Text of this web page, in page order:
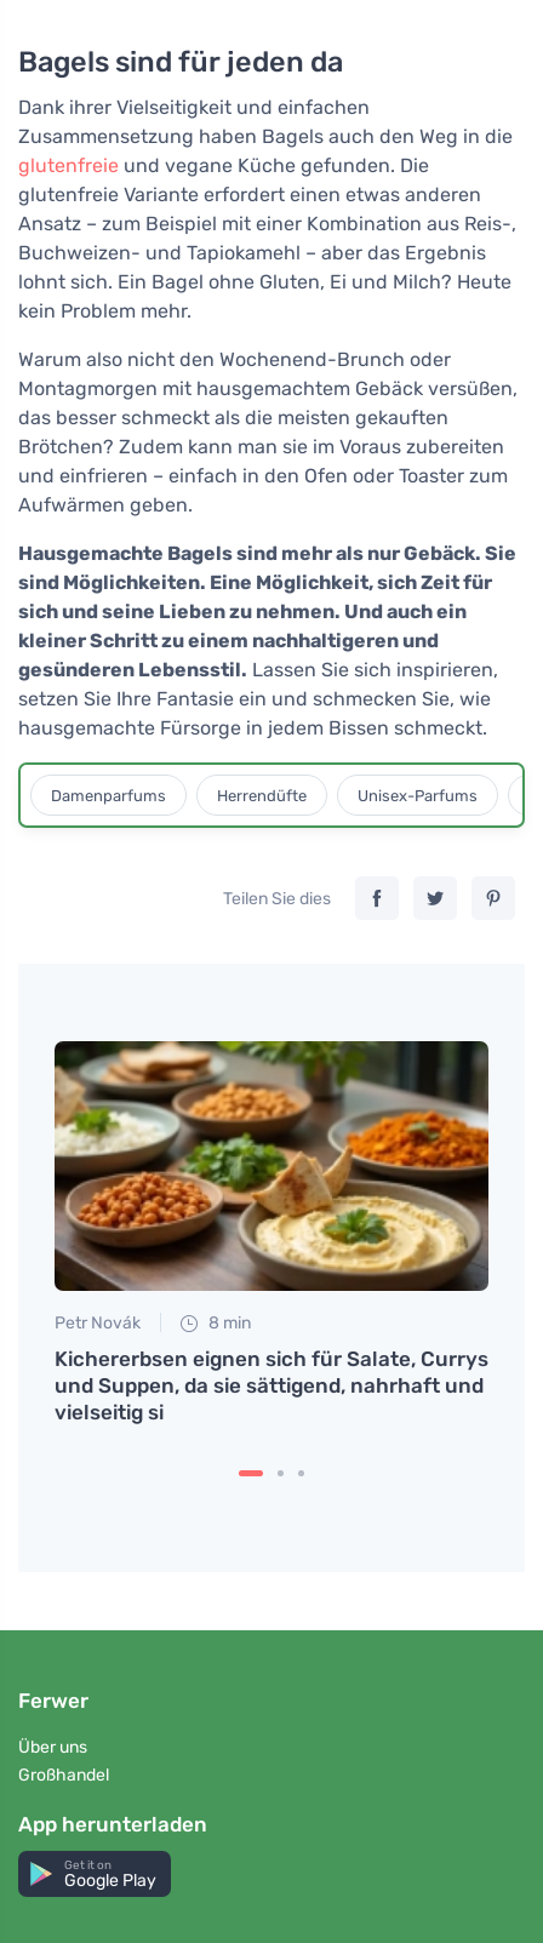
Bagels sind für jeden da
Dank ihrer Vielseitigkeit und einfachen
Zusammensetzung haben Bagels auch den Weg in die
glutenfreie und vegane Küche gefunden. Die
glutenfreie Variante erfordert einen etwas anderen
Ansatz – zum Beispiel mit einer Kombination aus Reis-,
Buchweizen- und Tapiokamehl – aber das Ergebnis
lohnt sich. Ein Bagel ohne Gluten, Ei und Milch? Heute
kein Problem mehr.
Warum also nicht den Wochenend-Brunch oder
Montagmorgen mit hausgemachtem Gebäck versüßen,
das besser schmeckt als die meisten gekauften
Brötchen? Zudem kann man sie im Voraus zubereiten
und einfrieren – einfach in den Ofen oder Toaster zum
Aufwärmen geben.
Hausgemachte Bagels sind mehr als nur Gebäck. Sie
sind Möglichkeiten. Eine Möglichkeit, sich Zeit für
sich und seine Lieben zu nehmen. Und auch ein
kleiner Schritt zu einem nachhaltigeren und
gesünderen Lebensstil. Lassen Sie sich inspirieren,
setzen Sie Ihre Fantasie ein und schmecken Sie, wie
hausgemachte Fürsorge in jedem Bissen schmeckt.
Damenparfums Herrendüfte Unisex-Parfums
Teilen Sie dies
Petr Novák 8 min
Kichererbsen eignen sich für Salate, Currys
und Suppen, da sie sättigend, nahrhaft und
vielseitig si
Ferwer
Über uns
Großhandel
App herunterladen
Get it on
Google Play